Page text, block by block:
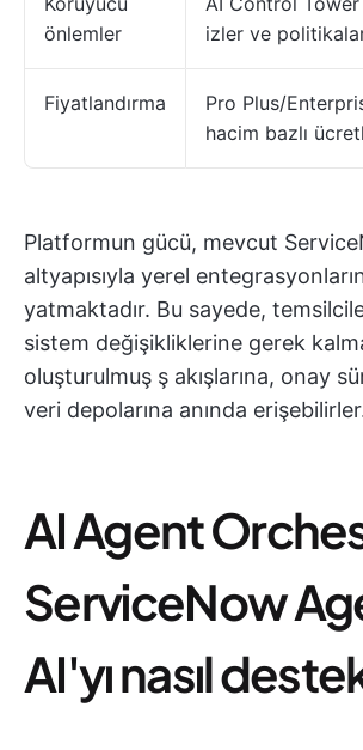
önlemler
izler ve
Fiyatlandırma
Pro Plus/
hacim bazlı
Platformun gücü, mevcut
altyapısıyla yerel
yatmaktadır. Bu sayede,
sistem değişikliklerine gerek
oluşturulmuş ş akışlarına, onay
veri depolarına anında
AI Agent
ServiceNow
AI'yı nasıl